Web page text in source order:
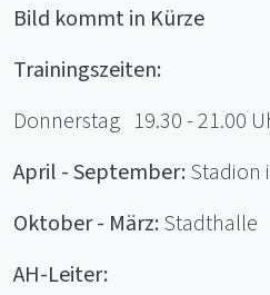
Bild kommt in Kürze
Trainingszeiten:
Donnerstag 19.30 - 21.00
April - September:Stadion
Oktober - März:Stadthalle
AH-Leiter: